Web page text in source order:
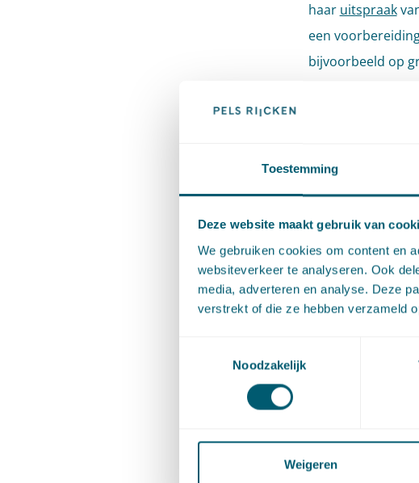
Toestemming
Deze website maakt gebruik van
We gebruiken cookies om content en
websiteverkeer te analyseren. Ook
media, adverteren en analyse. Deze
verstrekt of die ze hebben verzameld
Noodzakelijk
Weigeren
haar uitspraak
een
bijvoorbeeld op
die beroep
De
2021
Het college van
verleent een
Walibi het
muziekfestivals.